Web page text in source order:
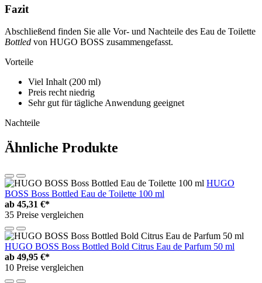
Fazit
Abschließend finden Sie alle Vor- und Nachteile des Eau de Toilette
Bottled von HUGO BOSS zusammengefasst.
Vorteile
Viel Inhalt (200 ml)
Preis recht niedrig
Sehr gut für tägliche Anwendung geeignet
Nachteile
Ähnliche Produkte
HUGO
BOSS Boss Bottled Eau de Toilette 100 ml
ab 45,31 €*
35 Preise vergleichen
HUGO BOSS Boss Bottled Bold Citrus Eau de Parfum 50 ml
ab 49,95 €*
10 Preise vergleichen